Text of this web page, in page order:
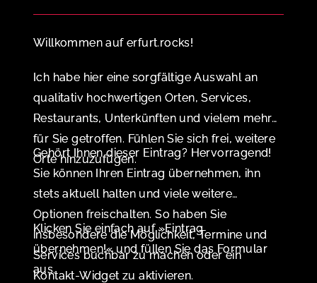
Willkommen auf erfurt.rocks!
Ich habe hier eine sorgfältige Auswahl an
qualitativ hochwertigen Orten, Services,
Restaurants, Unterkünften und vielem mehr
für Sie getroffen. Fühlen Sie sich frei, weitere
Orte hinzuzufügen.
Gehört Ihnen dieser Eintrag? Hervorragend!
Sie können Ihren Eintrag übernehmen, ihn
stets aktuell halten und viele weitere
Optionen freischalten. So haben Sie
insbesondere die Möglichkeit, Termine und
Services buchbar zu machen oder ein
Kontakt-Widget zu aktivieren.
Klicken Sie einfach auf »Eintrag
übernehmen!« und füllen Sie das Formular
aus.